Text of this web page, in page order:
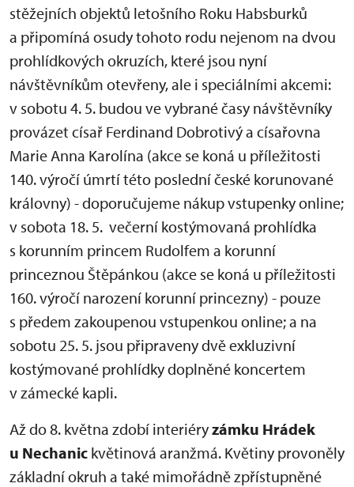
stěžejních objektů letošního Roku Habsburků
a připomíná osudy tohoto rodu nejenom na dvou
prohlídkových okruzích, které jsou nyní
návštěvníkům otevřeny, ale i speciálními akcemi:
v sobotu 4. 5. budou ve vybrané časy návštěvníky
provázet císař Ferdinand Dobrotivý a císařovna
Marie Anna Karolína (akce se koná u příležitosti
140. výročí úmrtí této poslední české korunované
královny) - doporučujeme nákup vstupenky online;
v sobota 18. 5. večerní kostýmovaná prohlídka
s korunním princem Rudolfem a korunní
princeznou Štěpánkou (akce se koná u příležitosti
160. výročí narození korunní princezny) - pouze
s předem zakoupenou vstupenkou online; a na
sobotu 25. 5. jsou připraveny dvě exkluzivní
kostýmované prohlídky doplněné koncertem
v zámecké kapli.
Až do 8. května zdobí interiéryzámku Hrádek
u Nechanic květinová aranžmá. Květiny provoněly
základní okruh a také mimořádně zpřístupněné